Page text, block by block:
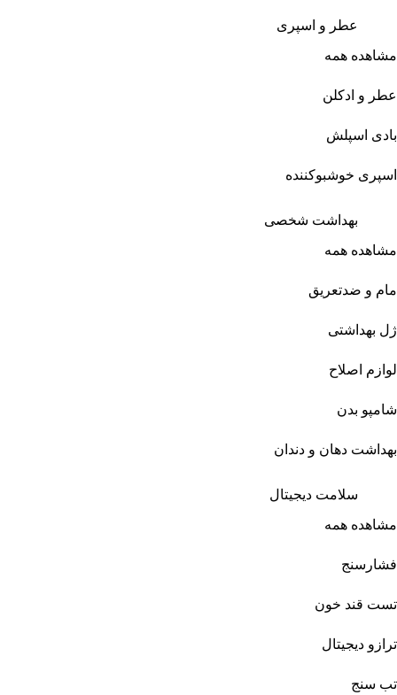
عطر و اسپری
مشاهده همه
عطر و ادکلن
بادی اسپلش
اسپری خوشبوکننده
بهداشت شخصی
مشاهده همه
مام و ضدتعریق
ژل بهداشتی
لوازم اصلاح
شامپو بدن
بهداشت دهان و دندان
سلامت دیجیتال
مشاهده همه
فشارسنج
تست قند خون
ترازو دیجیتال
تب سنج